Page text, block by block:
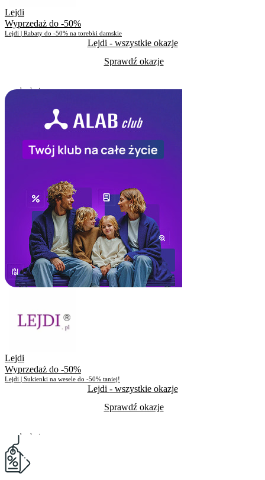
Lejdi
Wyprzedaż do -50%
Lejdi | Rabaty do -50% na torebki damskie
Lejdi - wszystkie okazje
Sprawdź okazje
Do odwołania
Lejdi
Wyprzedaż do -50%
Lejdi | Sukienki na wesele do -50% taniej!
Lejdi - wszystkie okazje
Sprawdź okazje
Do odwołania
Skorzystało